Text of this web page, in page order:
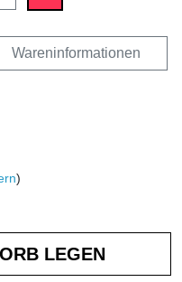
Wareninformationen
)